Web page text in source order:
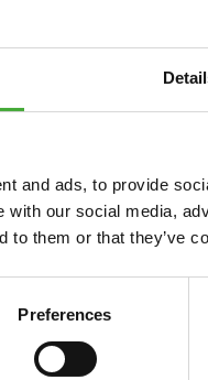
and ads, to provide
with our social media,
to them or that they’ve
Preferences
mere om Tidslinje 1847 -
ARoS
1847 - 2024
tidslinje for ARoS' Historie.